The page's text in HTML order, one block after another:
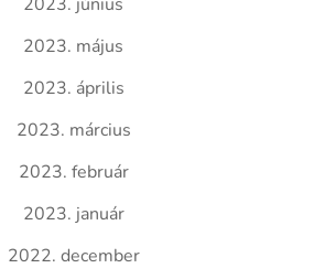
2023. május
2023. április
2023. március
2023. február
2023. január
2022. december